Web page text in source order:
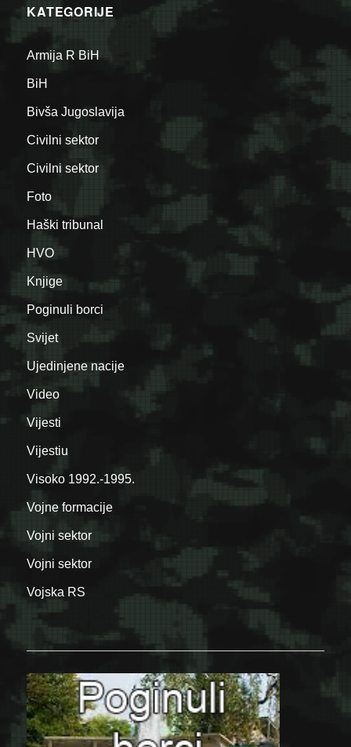
KATEGORIJE
Armija R BiH
BiH
Bivša Jugoslavija
Civilni sektor
Civilni sektor
Foto
Haški tribunal
HVO
Knjige
Poginuli borci
Svijet
Ujedinjene nacije
Video
Vijesti
Vijestiu
Visoko 1992.-1995.
Vojne formacije
Vojni sektor
Vojni sektor
Vojska RS